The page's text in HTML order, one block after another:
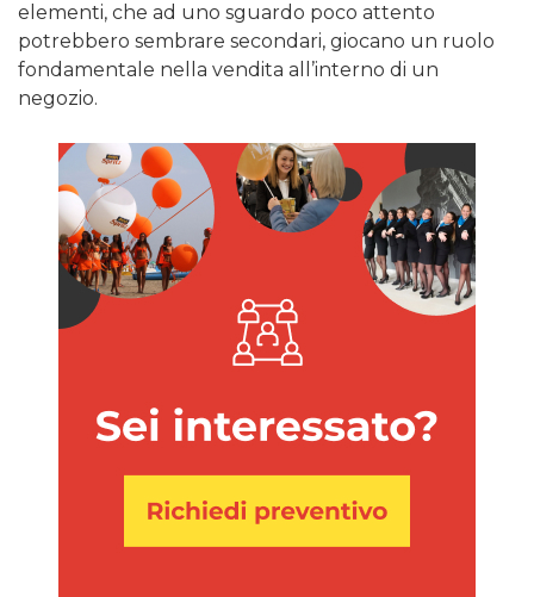
elementi, che ad uno sguardo poco attento
potrebbero sembrare secondari, giocano un ruolo
fondamentale nella vendita all’interno di un
negozio.